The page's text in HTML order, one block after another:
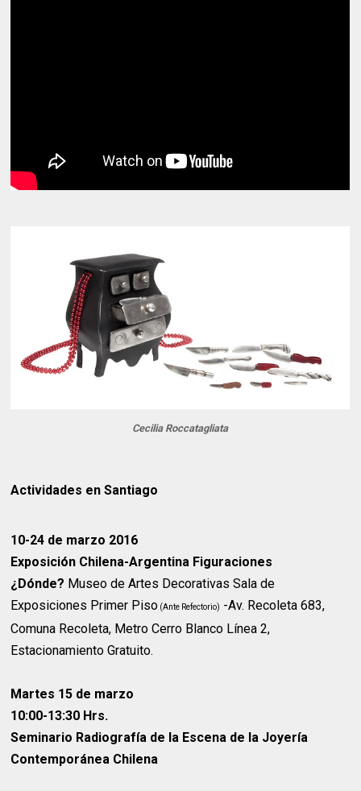
Cecilia Roccatagliata
Actividades en Santiago
10-24 de marzo 2016
Exposición Chilena-Argentina Figuraciones
¿Dónde? Museo de Artes Decorativas Sala de
Exposiciones Primer Piso (Ante Refectorio) -Av. Recoleta 683,
Comuna Recoleta, Metro Cerro Blanco Línea 2,
Estacionamiento Gratuito.
Martes 15 de marzo
10:00-13:30 Hrs.
Seminario Radiografía de la Escena de la Joyería
Contemporánea Chilena